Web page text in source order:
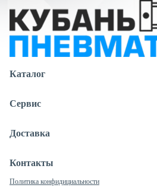
Каталог
Сервис
Доставка
Контакты
Политика конфидициальности